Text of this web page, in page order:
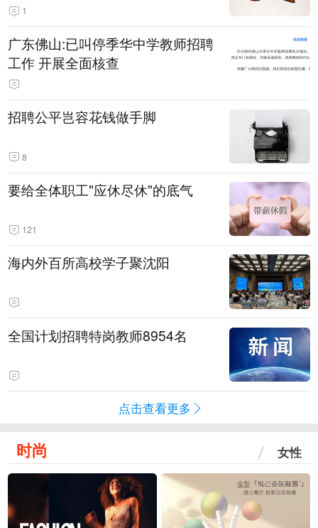
1
广东佛山:已叫停季华中学教师招聘
工作 开展全面核查
招聘公平岂容花钱做手脚
8
要给全体职工"应休尽休"的底气
121
海内外百所高校学子聚沈阳
全国计划招聘特岗教师8954名
点击查看更多
时尚 女性